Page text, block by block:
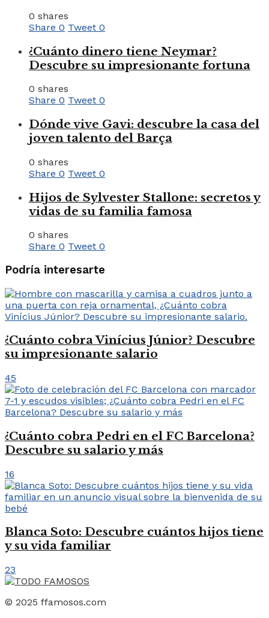
0 shares
Share 0 Tweet 0
¿Cuánto dinero tiene Neymar?
Descubre su impresionante fortuna
0 shares
Share 0 Tweet 0
Dónde vive Gavi: descubre la casa del
joven talento del Barça
0 shares
Share 0 Tweet 0
Hijos de Sylvester Stallone: secretos y
vidas de su familia famosa
0 shares
Share 0 Tweet 0
Podría interesarte
¿Cuánto cobra Vinícius Júnior? Descubre
su impresionante salario
45
¿Cuánto cobra Pedri en el FC Barcelona?
Descubre su salario y más
16
Blanca Soto: Descubre cuántos hijos tiene
y su vida familiar
23
© 2025 ffamosos.com